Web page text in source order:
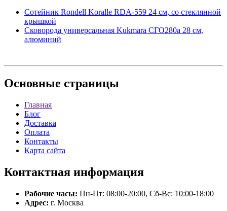
Сотейник Rondell Koralle RDA-559 24 см, со стеклянной
крышкой
Сковорода универсальная Kukmara СГО280а 28 см,
алюминий
Основные страницы
Главная
Блог
Доставка
Оплата
Контакты
Карта сайта
Контактная информация
Рабочие часы: Пн-Пт: 08:00-20:00, Сб-Вс: 10:00-18:00
Адрес: г. Москва